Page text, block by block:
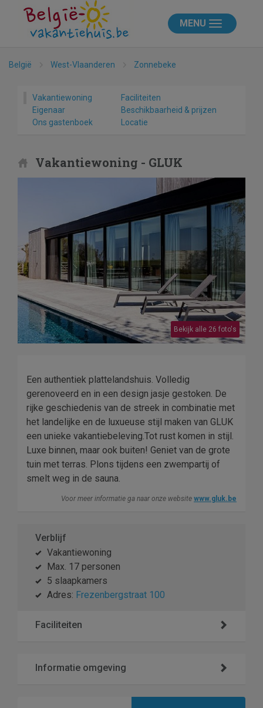
MENU
België West-Vlaanderen Zonnebeke
Vakantiewoning
Faciliteiten
Eigenaar
Beschikbaarheid & prijzen
Ons gastenboek
Locatie
Vakantiewoning - GLUK
Bekijk alle 26 foto's
Een authentiek plattelandshuis. Volledig
gerenoveerd en in een design jasje gestoken. De
rijke geschiedenis van de streek in combinatie met
het landelijke en de luxueuse stijl maken van GLUK
een unieke vakantiebeleving.Tot rust komen in stijl.
Luxe binnen, maar ook buiten! Geniet van de grote
tuin met terras. Plons tijdens een zwempartij of
smelt weg in de sauna.
Voor meer informatie ga naar onze website www.gluk.be
Verblijf
Vakantiewoning
Max. 17 personen
5 slaapkamers
Adres: Frezenbergstraat 100
Faciliteiten
Informatie omgeving